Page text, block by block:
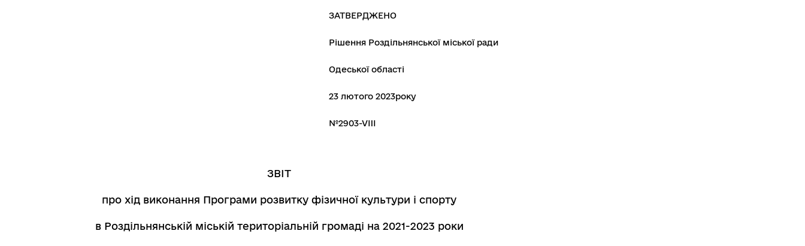
ЗАТВЕРДЖЕНО
Рішення Роздільнянської міської ради
Одеської області
23 лютого 2023року
№2903-VIII
ЗВІТ
про хід виконання Програми розвитку фізичної культури і спорту
в Роздільнянській міській територіальній громаді на 2021-2023 роки